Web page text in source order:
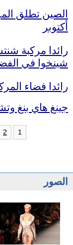
أكتوبر
شينخوا في
رائدا فضاء المركبة شنتشو-
جينغ هاي بنغ
1
2
الصور